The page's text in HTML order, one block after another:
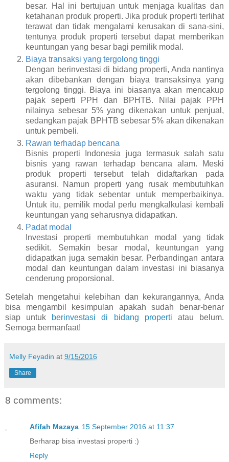
besar. Hal ini bertujuan untuk menjaga kualitas dan
ketahanan produk properti. Jika produk properti terlihat
terawat dan tidak mengalami kerusakan di sana-sini,
tentunya produk properti tersebut dapat memberikan
keuntungan yang besar bagi pemilik modal.
Biaya transaksi yang tergolong tinggi
Dengan berinvestasi di bidang properti, Anda nantinya
akan dibebankan dengan biaya transaksinya yang
tergolong tinggi. Biaya ini biasanya akan mencakup
pajak seperti PPH dan BPHTB. Nilai pajak PPH
nilainya sebesar 5% yang dikenakan untuk penjual,
sedangkan pajak BPHTB sebesar 5% akan dikenakan
untuk pembeli.
Rawan terhadap bencana
Bisnis properti Indonesia juga termasuk salah satu
bisnis yang rawan terhadap bencana alam. Meski
produk properti tersebut telah didaftarkan pada
asuransi. Namun properti yang rusak membutuhkan
waktu yang tidak sebentar untuk memperbaikinya.
Untuk itu, pemilik modal perlu mengkalkulasi kembali
keuntungan yang seharusnya didapatkan.
Padat modal
Investasi properti membutuhkan modal yang tidak
sedikit. Semakin besar modal, keuntungan yang
didapatkan juga semakin besar. Perbandingan antara
modal dan keuntungan dalam investasi ini biasanya
cenderung proporsional.
Setelah mengetahui kelebihan dan kekurangannya, Anda
bisa mengambil kesimpulan apakah sudah benar-benar
siap untuk
berinvestasi di bidang properti atau belum.
Semoga bermanfaat!
Melly Feyadin at 9/15/2016
Share
8 comments:
Afifah Mazaya 15 September 2016 at 11:37
Berharap bisa investasi properti :)
Reply